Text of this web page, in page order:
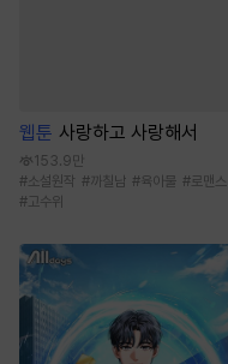
웹툰 사랑하고 사랑해서
153.9만
#소설원작 #까칠남 #육아물 #로맨스
#고수위